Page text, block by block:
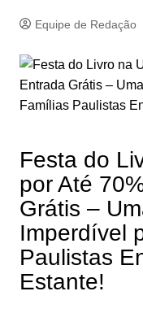
Equipe de Redação
Festa do
por Até
Grátis –
Imperdível
Paulistas
Estante!